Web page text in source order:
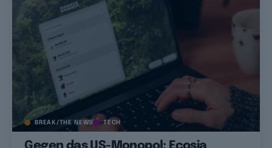
BREAK/THE NEWS TECH